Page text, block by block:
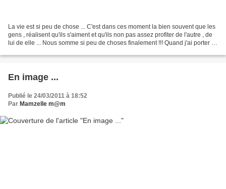
La vie est si peu de chose ... C'est dans ces moment la bien souvent que les
gens , réalisent qu'ils s'aiment et qu'ils non pas assez profiter de l'autre , de
lui de elle ... Nous somme si peu de choses finalement !!! Quand j'ai porter la
En image ...
Publié le 24/03/2011 à 18:52
Par Mamzelle m@m